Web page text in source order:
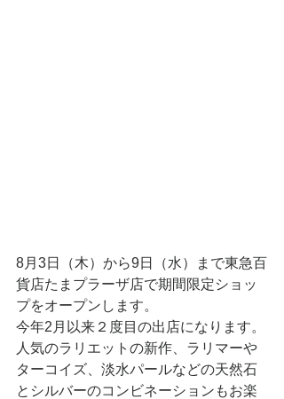
8月3日（木）から9日（水）まで東急百
貨店たまプラーザ店で期間限定ショッ
プをオープンします。
今年2月以来２度目の出店になります。
人気のラリエットの新作、ラリマーや
ターコイズ、淡水パールなどの天然石
とシルバーのコンビネーションもお楽